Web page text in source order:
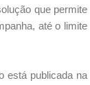
que permite
até o limite
está publicada na